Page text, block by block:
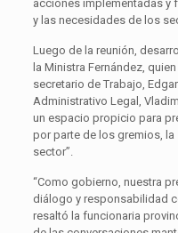
acciones implementadas y
y las necesidades de los
Luego de la reunión,
la Ministra Fernández,
secretario de Trabajo,
Administrativo Legal,
un espacio propicio para
por parte de los gremios,
sector”.
“Como gobierno, nuestra
diálogo y responsabilidad
resaltó la funcionaria